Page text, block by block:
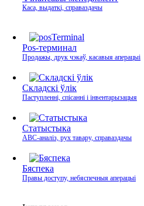
Каса, выдаткі, справаздачы
Pos-терминал
Продажы, друк чэкаў, касавыя аперацыі
Складскі ўлік
Паступленні, спісанні і інвентарызацыя
Статыстыка
ABC-аналіз, рух тавару, справаздачы
Бяспека
Правы доступу, небяспечныя аперацыі